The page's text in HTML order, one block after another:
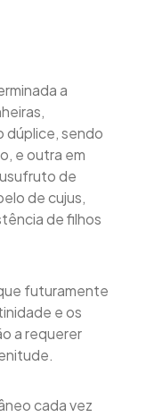
a
dúplice, sendo
e outra em
de
de cujus,
de filhos
futuramente
e os
a requerer
cada vez